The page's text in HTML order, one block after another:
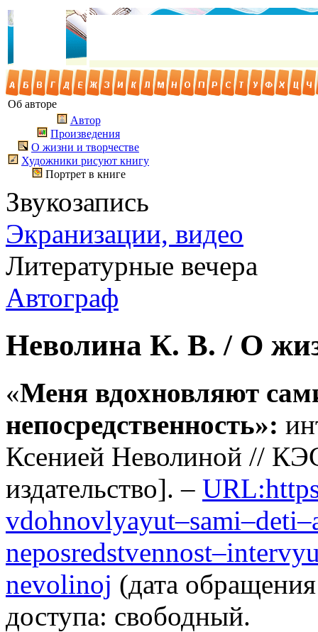
Об авторе
Автор
Произведения
О жизни и творчестве
Художники рисуют книгу
Портрет в книге
Звукозапись
Экранизации, видео
Литературные вечера
Автограф
Неволина К. В. / О
«Меня вдохновляют
непосредственность»:
Ксенией Неволиной //
издательство]. –
nevolinoj (дата
доступа: свободный.